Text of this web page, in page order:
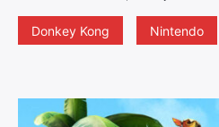
Donkey Kong Nintendo